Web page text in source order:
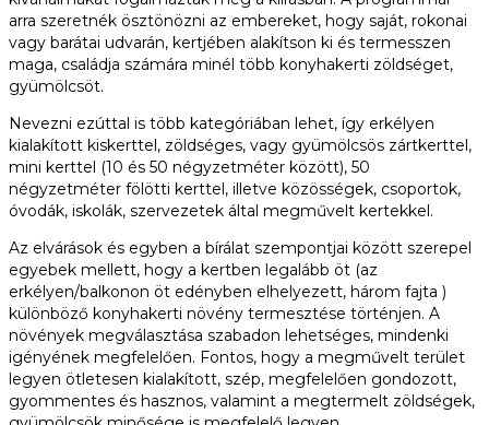
arra szeretnék ösztönözni az embereket, hogy saját, rokonai
vagy barátai udvarán, kertjében alakítson ki és termesszen
maga, családja számára minél több konyhakerti zöldséget,
gyümölcsöt.
Nevezni ezúttal is több kategóriában lehet, így erkélyen
kialakított kiskerttel, zöldséges, vagy gyümölcsös zártkerttel,
mini kerttel (10 és 50 négyzetméter között), 50
négyzetméter fölötti kerttel, illetve közösségek, csoportok,
óvodák, iskolák, szervezetek által megművelt kertekkel.
Az elvárások és egyben a bírálat szempontjai között szerepel
egyebek mellett, hogy a kertben legalább öt (az
erkélyen/balkonon öt edényben elhelyezett, három fajta )
különböző konyhakerti növény termesztése történjen. A
növények megválasztása szabadon lehetséges, mindenki
igényének megfelelően. Fontos, hogy a megművelt terület
legyen ötletesen kialakított, szép, megfelelően gondozott,
gyommentes és hasznos, valamint a megtermelt zöldségek,